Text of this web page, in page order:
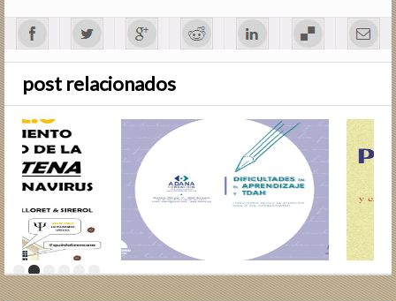
post relacionados